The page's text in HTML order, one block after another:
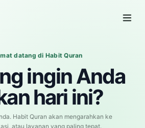
datang di Habit Quran
ingin Anda
hari ini?
Habit Quran akan mengarahkan ke
atau layanan yang paling tepat.